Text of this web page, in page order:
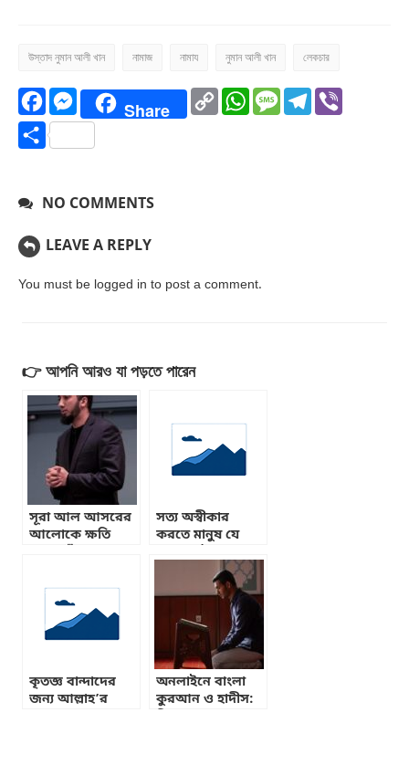
উস্তাদ নুমান আলী খান নামাজ নামায নুমান আলী খান লেকচার
Facebook
Messenger
Share CopyWhatsApp
Message
Share
NO COMMENTS
LEAVE A REPLY
You must be logged in to post a comment.
👉 আপনি আরও যা পড়তে পারেন
সূরা আল আসরের
আলোকে ক্ষতি
সত্য অস্বীকার
করতে মানুষ যে
কৃতজ্ঞ বান্দাদের
জন্য আল্লাহ’র
অনলাইনে বাংলা
কুরআন ও হাদীস: